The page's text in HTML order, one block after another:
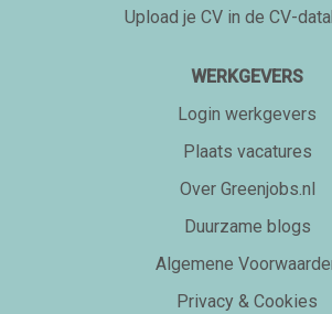
Upload je CV in de CV-
WERKGEVERS
Login werkgevers
Plaats vacatures
Over Greenjobs.nl
Duurzame blogs
Algemene
Privacy & Cookies